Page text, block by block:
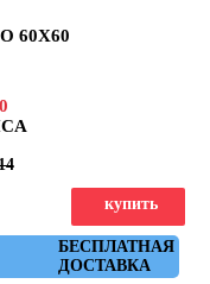
60X60
БЕСПЛАТНАЯ
ДОСТАВКА
купить